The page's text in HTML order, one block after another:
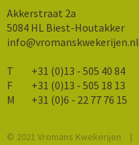
Akkerstraat 2a
5084 HL Biest-Houtakker
info@vromanskwekerijen.nl
T
+31 (0)13 - 505 40 84
F
+31 (0)13 - 505 18 13
M
+31 (0)6 - 22 77 76 15
© 2021 Vromans Kwekerijen |